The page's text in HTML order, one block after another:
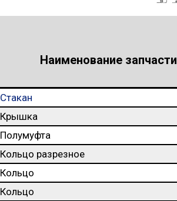
Наименование запчасти
Стакан
Крышка
Полумуфта
Кольцо разрезное
Кольцо
Кольцо